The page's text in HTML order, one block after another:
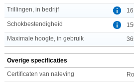
Trillingen, in bedrijf
Schokbestendigheid
Maximale hoogte, in gebruik
Overige specificaties
Certificaten van naleving